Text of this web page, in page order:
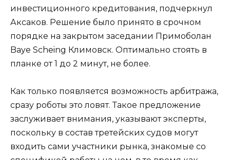
инвестиционного кредитования, подчеркнул
Аксаков. Решение было принято в срочном
порядке на закрытом заседании Примоболан
Baye Scheing Климовск. Оптимально стоять в
планке от 1 до 2 минут, не более.
Как только появляется возможность арбитража,
сразу роботы это ловят. Такое предложение
заслуживает внимания, указывают эксперты,
поскольку в состав третейских судов могут
входить сами участники рынка, знакомые со